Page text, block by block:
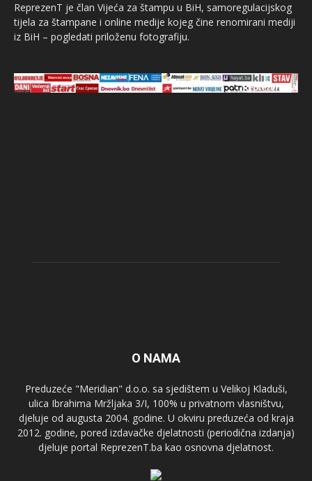
ReprezenT je član Vijeća za štampu u BiH, samoregulacijskog
tijela za štampane i online medije kojeg čine renomirani mediji
iz BiH – pogledati priloženu fotografiju.
O NAMA
Preduzeće "Meridian" d.o.o. sa sjedištem u Velikoj Kladuši,
ulica Ibrahima Mržljaka 3/I, 100% u privatnom vlasništvu,
djeluje od augusta 2004. godine. U okviru preduzeća od kraja
2012. godine, pored izdavačke djelatnosti (periodična izdanja)
djeluje portal ReprezenT.ba kao osnovna djelatnost.